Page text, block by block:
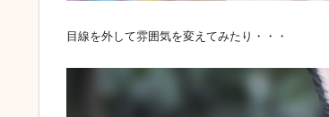
目線を外して雰囲気を変えてみたり・・・